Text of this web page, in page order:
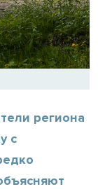
региона
с